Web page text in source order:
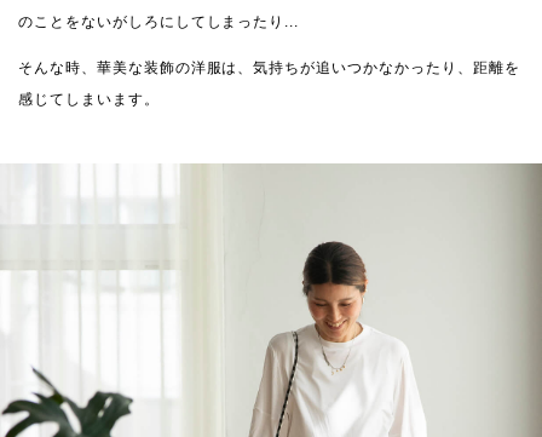
のことをないがしろにしてしまったり...
そんな時、華美な装飾の洋服は、気持ちが追いつかなかったり、距離を
感じてしまいます。